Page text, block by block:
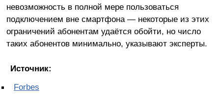
невозможность в полной мере пользоваться
подключением вне смартфона — некоторые из этих
ограничений абонентам удаётся обойти, но число
таких абонентов минимально, указывают эксперты.
Источник:
Forbes